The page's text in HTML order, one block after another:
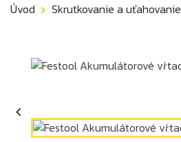
Úvod Skrutkovanie a uťahovanie
